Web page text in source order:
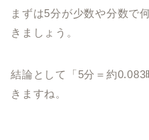
まずは5分が少数や分数で
きましょう。
結論として「5分＝約
きますね。